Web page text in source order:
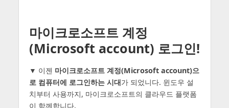
마이크로소프트 계정
(Microsoft account) 로그인!
▼ 이젠 마이크로소프트 계정(Microsoft account)으
로 컴퓨터에 로그인하는 시대가 되었니다. 윈도우 설
치부터 사용까지, 마이크로소프트의 클라우드 플랫폼
이 함께합니다.